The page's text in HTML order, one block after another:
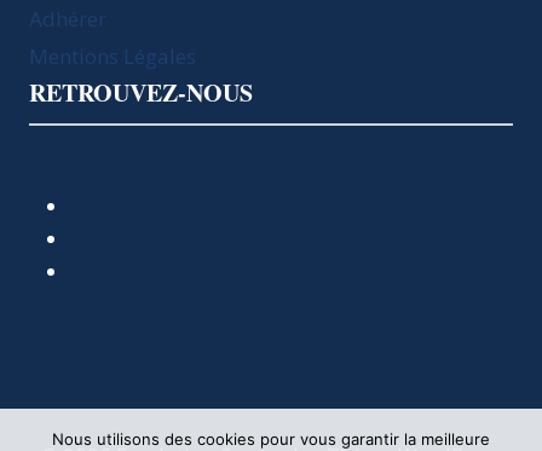
Adhérer
Mentions Légales
RETROUVEZ-NOUS
Nous utilisons des cookies pour vous garantir la meilleure